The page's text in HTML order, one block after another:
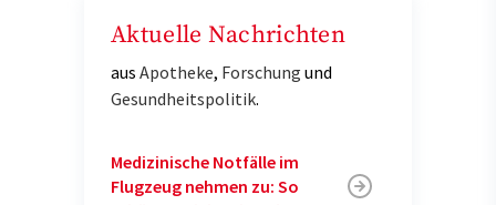
Aktuelle Nachrichten
aus Apotheke, Forschung und
Gesundheitspolitik.
Medizinische Notfälle im
Flugzeug nehmen zu: So